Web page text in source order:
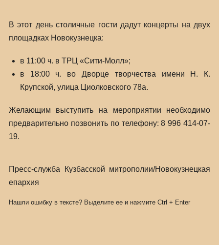
В этот день столичные гости дадут концерты на двух
площадках Новокузнецка:
в 11:00 ч. в ТРЦ «Сити-Молл»;
в 18:00 ч. во Дворце творчества имени Н. К.
Крупской, улица Циолковского 78а.
Желающим выступить на мероприятии необходимо
предварительно позвонить по телефону: 8 996 414-07-
19.
Пресс-служба Кузбасской митрополии/Новокузнецкая
епархия
Нашли ошибку в тексте? Выделите ее и нажмите Ctrl + Enter